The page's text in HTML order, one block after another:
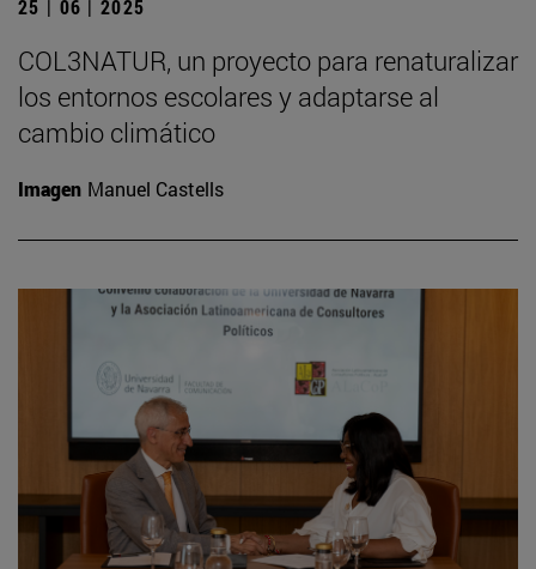
25 | 06 | 2025
COL3NATUR, un proyecto para renaturalizar
los entornos escolares y adaptarse al
cambio climático
Imagen Manuel Castells